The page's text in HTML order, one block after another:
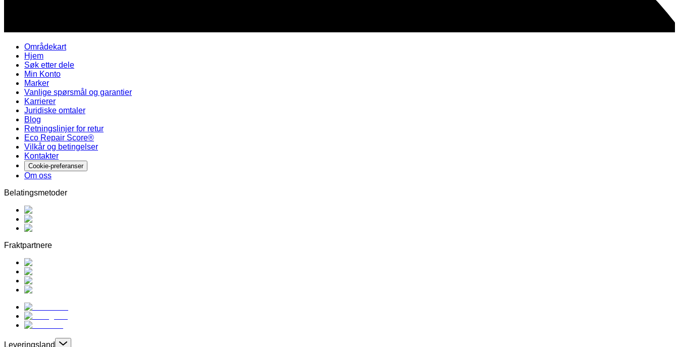
Områdekart
Hjem
Søk etter dele
Min Konto
Marker
Vanlige spørsmål og garantier
Karrierer
Juridiske omtaler
Blog
Retningslinjer for retur
Eco Repair Score®
Vilkår og betingelser
Kontakter
Cookie-preferanser
Om oss
Belatingsmetoder
Fraktpartnere
Leveringsland